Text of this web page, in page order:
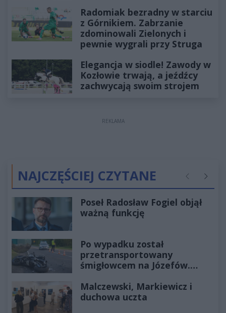
Radomiak bezradny w starciu
z Górnikiem. Zabrzanie
zdominowali Zielonych i
pewnie wygrali przy Struga
Elegancja w siodle! Zawody w
Kozłowie trwają, a jeźdźcy
zachwycają swoim strojem
REKLAMA
NAJCZĘŚCIEJ CZYTANE Poprzednie
Poseł Radosław Fogiel objął
ważną funkcję
Po wypadku został
przetransportowany
śmigłowcem na Józefów.
Malczewski, Markiewicz i
duchowa uczta